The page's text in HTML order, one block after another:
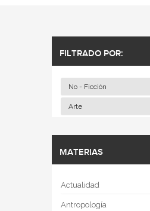
FILTRADO POR:
No - Ficción
Arte
MATERIAS
Actualidad
Antropología